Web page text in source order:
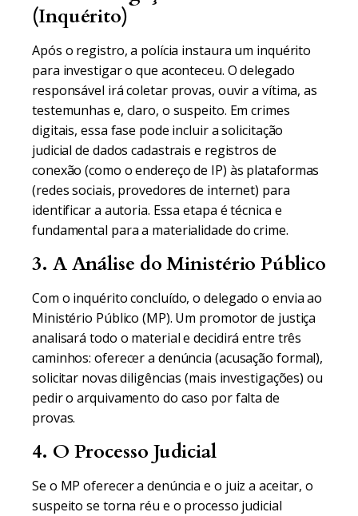
(Inquérito)
Após o registro, a polícia instaura um inquérito
para investigar o que aconteceu. O delegado
responsável irá coletar provas, ouvir a vítima, as
testemunhas e, claro, o suspeito. Em crimes
digitais, essa fase pode incluir a solicitação
judicial de dados cadastrais e registros de
conexão (como o endereço de IP) às plataformas
(redes sociais, provedores de internet) para
identificar a autoria. Essa etapa é técnica e
fundamental para a materialidade do crime.
3. A Análise do Ministério Público
Com o inquérito concluído, o delegado o envia ao
Ministério Público (MP). Um promotor de justiça
analisará todo o material e decidirá entre três
caminhos: oferecer a denúncia (acusação formal),
solicitar novas diligências (mais investigações) ou
pedir o arquivamento do caso por falta de
provas.
4. O Processo Judicial
Se o MP oferecer a denúncia e o juiz a aceitar, o
suspeito se torna réu e o processo judicial